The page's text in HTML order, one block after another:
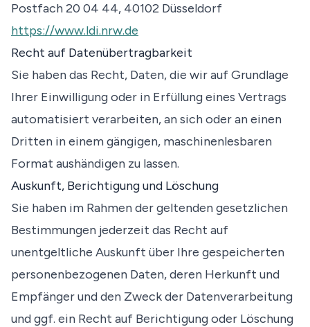
Postfach 20 04 44, 40102 Düsseldorf
https://www.ldi.nrw.de
Recht auf Datenübertragbarkeit
Sie haben das Recht, Daten, die wir auf Grundlage
Ihrer Einwilligung oder in Erfüllung eines Vertrags
automatisiert verarbeiten, an sich oder an einen
Dritten in einem gängigen, maschinenlesbaren
Format aushändigen zu lassen.
Auskunft, Berichtigung und Löschung
Sie haben im Rahmen der geltenden gesetzlichen
Bestimmungen jederzeit das Recht auf
unentgeltliche Auskunft über Ihre gespeicherten
personenbezogenen Daten, deren Herkunft und
Empfänger und den Zweck der Datenverarbeitung
und ggf. ein Recht auf Berichtigung oder Löschung